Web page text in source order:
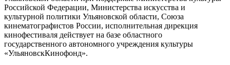
Российской Федерации, Министерства искусства и
культурной политики Ульяновской области, Союза
кинематографистов России, исполнительная дирекция
кинофестиваля действует на базе областного
государственного автономного учреждения культуры
«УльяновскКинофонд».